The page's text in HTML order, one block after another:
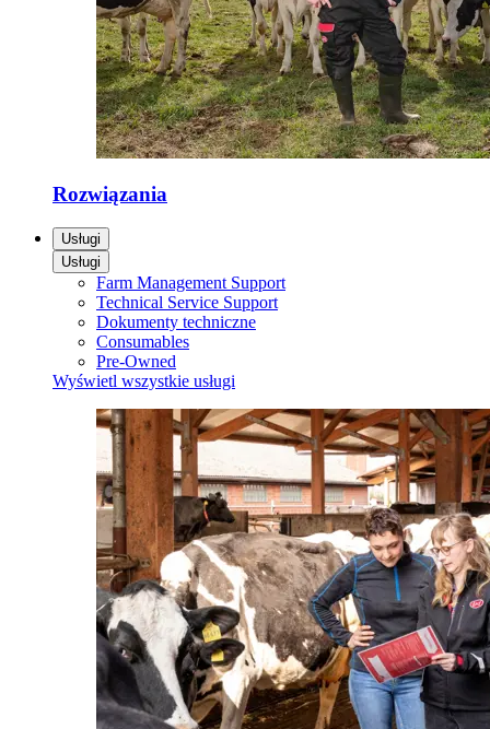
Rozwiązania
Usługi
Usługi
Farm Management Support
Technical Service Support
Dokumenty techniczne
Consumables
Pre-Owned
Wyświetl wszystkie usługi